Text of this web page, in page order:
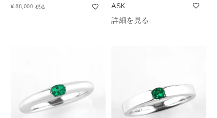
¥ 88,000 税込
詳細を見る